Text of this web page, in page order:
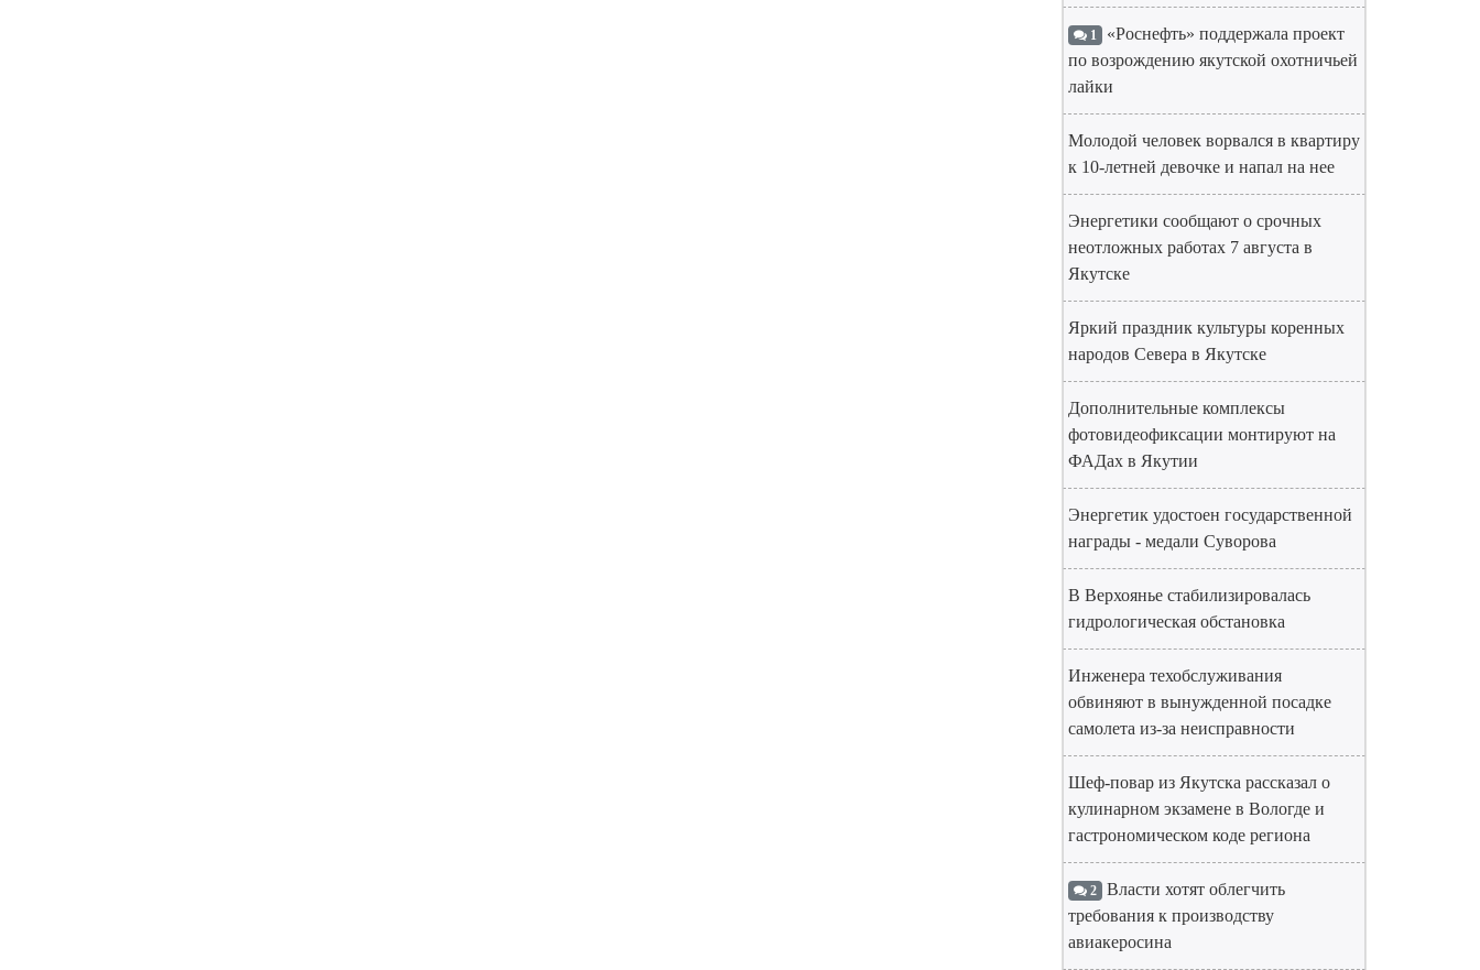
1 «Роснефть» поддержала проект
по возрождению якутской охотничьей
лайки
Молодой человек ворвался в квартиру
к 10-летней девочке и напал на нее
Энергетики сообщают о срочных
неотложных работах 7 августа в
Якутске
Яркий праздник культуры коренных
народов Севера в Якутске
Дополнительные комплексы
фотовидеофиксации монтируют на
ФАДах в Якутии
Энергетик удостоен государственной
награды - медали Суворова
В Верхоянье стабилизировалась
гидрологическая обстановка
Инженера техобслуживания
обвиняют в вынужденной посадке
самолета из-за неисправности
Шеф-повар из Якутска рассказал о
кулинарном экзамене в Вологде и
гастрономическом коде региона
2 Власти хотят облегчить
требования к производству
авиакеросина